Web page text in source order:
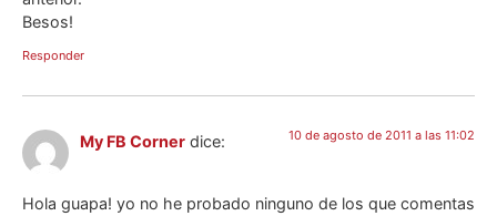
Besos!
Responder
My FB Corner dice: 10 de agosto de 2011 a las 11:02
Hola guapa! yo no he probado ninguno de los que comentas